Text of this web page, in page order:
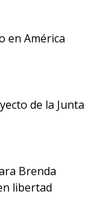
en América
de la Junta
Brenda
libertad